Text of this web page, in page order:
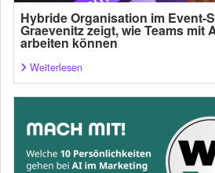
Hybride Organisation im Event-
Graevenitz zeigt, wie Teams mit
arbeiten können
Weiterlesen